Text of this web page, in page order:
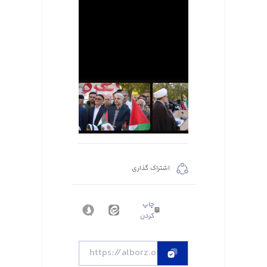
اشتراک گذاری
چاپ
کردن